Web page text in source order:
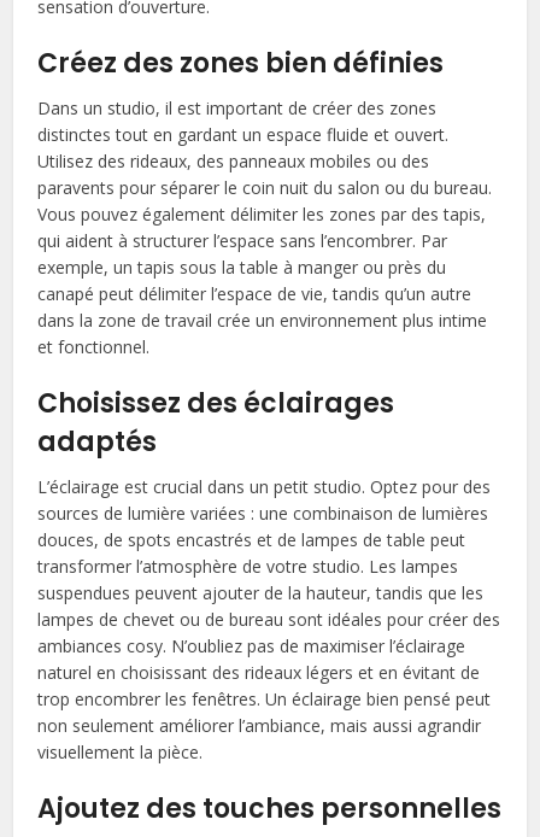
sensation d’ouverture.
Créez des zones bien définies
Dans un studio, il est important de créer des zones
distinctes tout en gardant un espace fluide et ouvert.
Utilisez des rideaux, des panneaux mobiles ou des
paravents pour séparer le coin nuit du salon ou du bureau.
Vous pouvez également délimiter les zones par des tapis,
qui aident à structurer l’espace sans l’encombrer. Par
exemple, un tapis sous la table à manger ou près du
canapé peut délimiter l’espace de vie, tandis qu’un autre
dans la zone de travail crée un environnement plus intime
et fonctionnel.
Choisissez des éclairages
adaptés
L’éclairage est crucial dans un petit studio. Optez pour des
sources de lumière variées : une combinaison de lumières
douces, de spots encastrés et de lampes de table peut
transformer l’atmosphère de votre studio. Les lampes
suspendues peuvent ajouter de la hauteur, tandis que les
lampes de chevet ou de bureau sont idéales pour créer des
ambiances cosy. N’oubliez pas de maximiser l’éclairage
naturel en choisissant des rideaux légers et en évitant de
trop encombrer les fenêtres. Un éclairage bien pensé peut
non seulement améliorer l’ambiance, mais aussi agrandir
visuellement la pièce.
Ajoutez des touches personnelles